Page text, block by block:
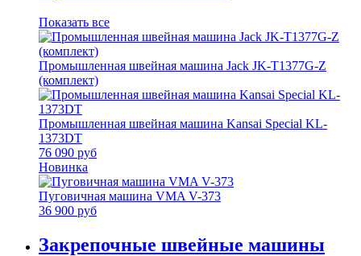
Показать все
Промышленная швейная машина Jack JK-T1377G-Z
(комплект)
Промышленная швейная машина Kansai Special KL-
1373DT
76 090 руб
Новинка
Пуговичная машина VMA V-373
36 900 руб
Закрепочные швейные машины